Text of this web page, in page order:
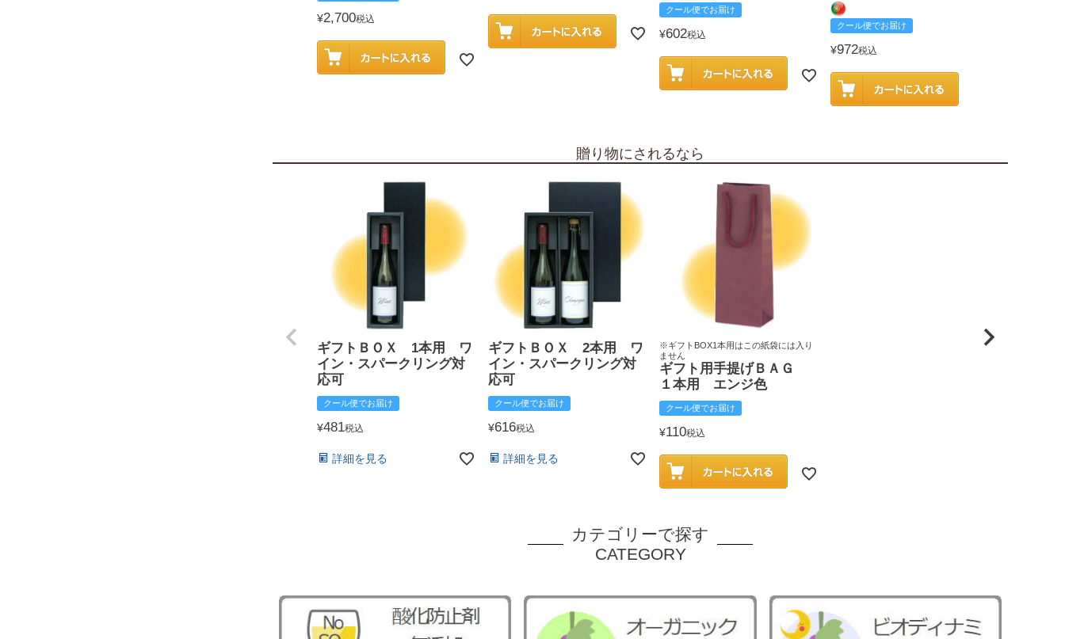
¥2,700税込
クール便でお届け
¥602税込
クール便でお届け
¥972税込
贈り物にされるなら
ギフトＢＯＸ 1本用 ワ
イン・スパークリング対
応可
クール便でお届け
¥481税込
詳細を見る
ギフトＢＯＸ 2本用 ワ
イン・スパークリング対
応可
クール便でお届け
¥616税込
詳細を見る
※ギフトBOX1本用はこの紙袋には入り
ません
ギフト用手提げＢＡＧ
１本用 エンジ色
クール便でお届け
¥110税込
カテゴリーで探す
CATEGORY